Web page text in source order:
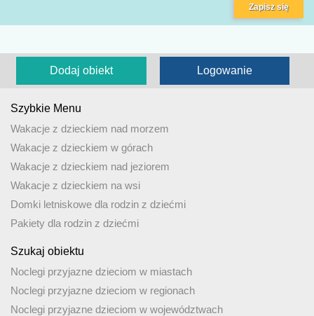
Zapisz się
Dodaj obiekt Logowanie
Szybkie Menu
Wakacje z dzieckiem nad morzem
Wakacje z dzieckiem w górach
Wakacje z dzieckiem nad jeziorem
Wakacje z dzieckiem na wsi
Domki letniskowe dla rodzin z dziećmi
Pakiety dla rodzin z dziećmi
Szukaj obiektu
Noclegi przyjazne dzieciom w miastach
Noclegi przyjazne dzieciom w regionach
Noclegi przyjazne dzieciom w województwach